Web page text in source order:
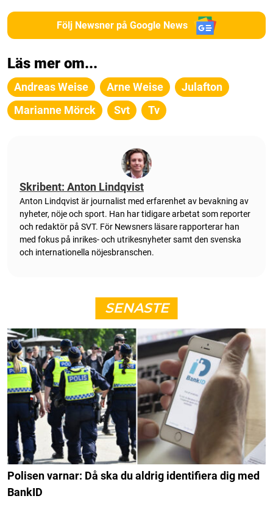
Följ Newsner på Google News
Läs mer om...
Andreas Weise Arne Weise
Julafton
Marianne Mörck
Svt Tv
Skribent: Anton Lindqvist
Anton Lindqvist är journalist med erfarenhet av bevakning av
nyheter, nöje och sport. Han har tidigare arbetat som reporter
och redaktör på SVT. För Newsners läsare rapporterar han
med fokus på inrikes- och utrikesnyheter samt den svenska
och internationella nöjesbranschen.
SENASTE
Polisen varnar: Då ska du aldrig identifiera dig med
BankID